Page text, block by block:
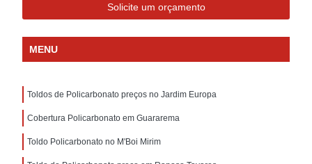
Solicite um orçamento
MENU
Toldos de Policarbonato preços no Jardim Europa
Cobertura Policarbonato em Guararema
Toldo Policarbonato no M'Boi Mirim